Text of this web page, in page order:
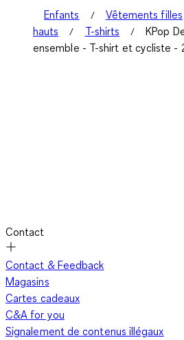
Enfants Vêtements filles
hauts
T-shirts
KPop
ensemble - T-shirt et cycliste -
Contact
Contact & Feedback
Magasins
Cartes cadeaux
C&A for you
Signalement de contenus illégaux